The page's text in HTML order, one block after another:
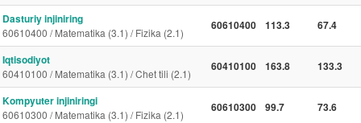
Dasturiy injiniring
60610400 / Matematika (3.1) / Fizika (2.1)
60610400 113.3 67.4
Iqtisodiyot
60410100 / Matematika (3.1) / Chet tili (2.1)
60410100 163.8 133.3
Kompyuter injiniringi
60610300 / Matematika (3.1) / Fizika (2.1)
60610300 99.7 73.6